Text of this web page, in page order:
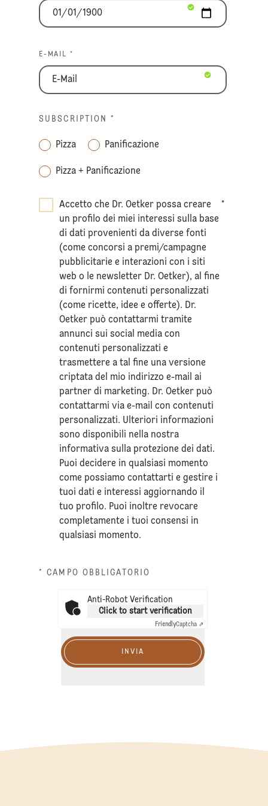
E-MAIL *
SUBSCRIPTION *
Pizza Panificazione
Pizza + Panificazione
Accetto che Dr. Oetker possa creare
un profilo dei miei interessi sulla base
di dati provenienti da diverse fonti
(come concorsi a premi/campagne
pubblicitarie e interazioni con i siti
web o le newsletter Dr. Oetker), al fine
di fornirmi contenuti personalizzati
(come ricette, idee e offerte). Dr.
Oetker può contattarmi tramite
annunci sui social media con
contenuti personalizzati e
trasmettere a tal fine una versione
criptata del mio indirizzo e-mail ai
partner di marketing. Dr. Oetker può
contattarmi via e-mail con contenuti
personalizzati. Ulteriori informazioni
sono disponibili nella nostra
informativa sullaprotezione dei dati.
Puoi decidere in qualsiasi momento
come possiamo contattarti e gestire i
tuoi dati e interessi aggiornando il
tuo profilo. Puoi inoltre revocare
completamente i tuoi consensi in
qualsiasi momento.
*
* CAMPO OBBLIGATORIO
Anti-Robot Verification
Click to start verification
FriendlyCaptcha ⇗
INVIA